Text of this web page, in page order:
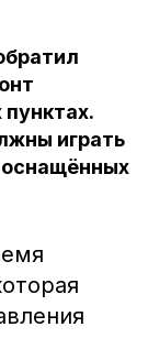
играть
оснащённых